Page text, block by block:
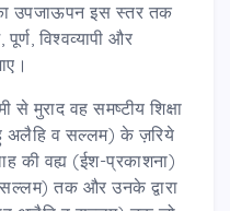
उपजाऊपन इस स्तर तक
विश्वव्यापी और
से मुराद वह समष्टीय शिक्षा
अलैहि व सल्लम) के ज़रिये
की वह्य (ईश-प्रकाशना)
तक और उनके द्वारा